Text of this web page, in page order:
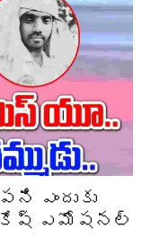
ఎందుకు
ఎమోషనల్